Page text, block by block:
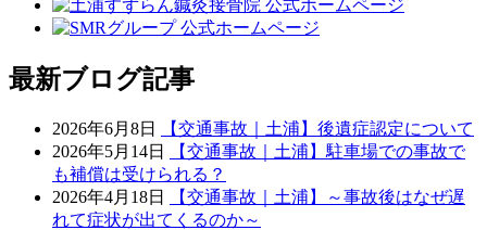
最新ブログ記事
2026年6月8日
【交通事故｜土浦】後遺症認定について
2026年5月14日
【交通事故｜土浦】駐車場での事故で
も補償は受けられる？
2026年4月18日
【交通事故｜土浦】～事故後はなぜ遅
れて症状が出てくるのか～